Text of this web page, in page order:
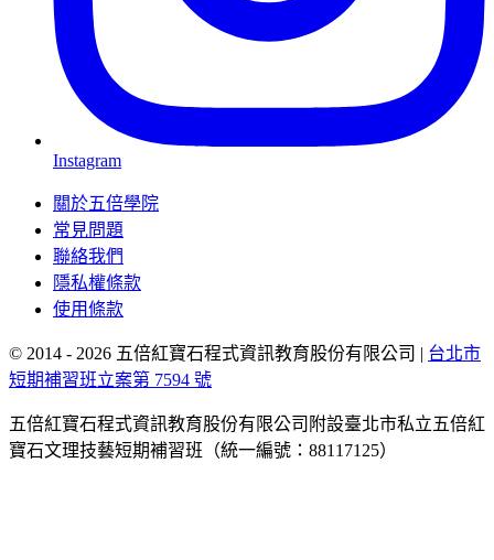
Instagram
關於五倍學院
常見問題
聯絡我們
隱私權條款
使用條款
© 2014 - 2026 五倍紅寶石程式資訊教育股份有限公司
台北市
短期補習班立案第 7594 號
五倍紅寶石程式資訊教育股份有限公司附設臺北市私立五倍紅
寶石文理技藝短期補習班（統一編號：88117125）